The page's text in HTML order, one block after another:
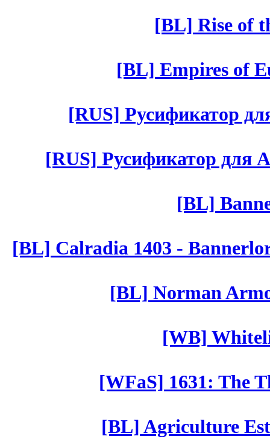
[BL] Rise of
[BL] Empires of
[RUS] Русификатор
[RUS] Русификатор для
[BL]
[BL] Calradia 1403 -
[BL] Norman
[WB]
[WFaS] 1631: The
[BL] Agriculture